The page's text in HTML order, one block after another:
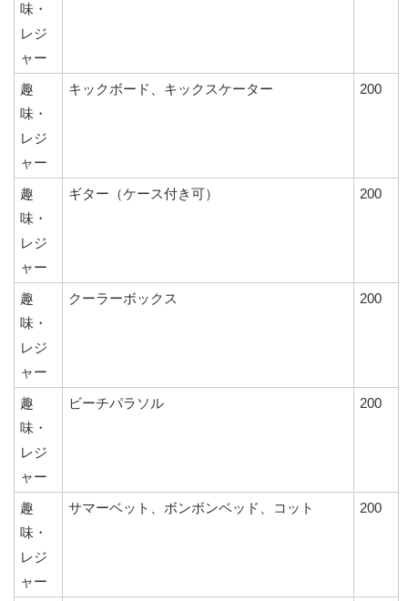
味・
レジ
ャー
趣
味・
レジ
ャー
キックボード、キックスケーター 200
趣
味・
レジ
ャー
ギター（ケース付き可） 200
趣
味・
レジ
ャー
クーラーボックス 200
趣
味・
レジ
ャー
ビーチパラソル 200
趣
味・
レジ
ャー
サマーベット、ボンボンベッド、コット 200